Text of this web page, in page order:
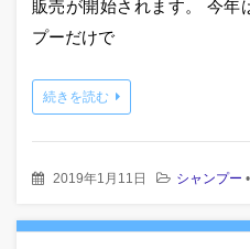
販売が開始されます。 今年
プーだけで
続きを読む
2019年1月11日 シャンプー •